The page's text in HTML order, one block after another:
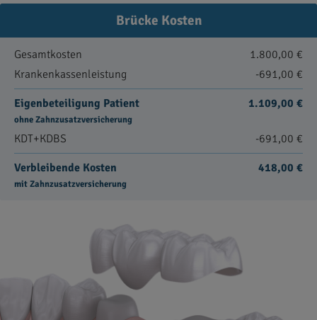
Brücke Kosten
Gesamtkosten
1.800,00 €
Krankenkassenleistung
-691,00 €
Eigenbeteiligung Patient
ohne Zahnzusatzversicherung
1.109,00 €
KDT+KDBS -691,00 €
Verbleibende Kosten
mit Zahnzusatzversicherung
418,00 €